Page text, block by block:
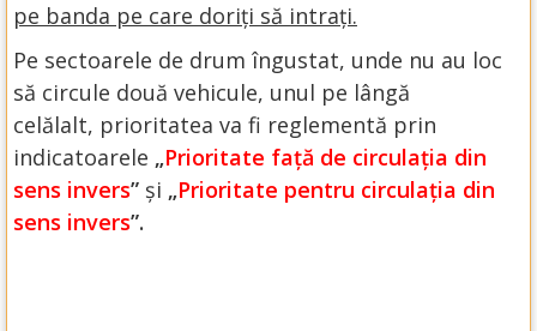
pe banda pe care doriți să intrați.
Pe sectoarele de drum îngustat, unde nu au loc
să circule două vehicule, unul pe lângă
celălalt, prioritatea va fi reglementă prin
indicatoarele „Prioritate față de circulația din
sens invers” și „Prioritate pentru circulația din
sens invers”.